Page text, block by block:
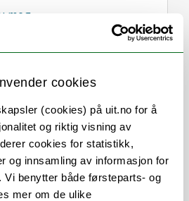
cookies
(cookies) på uit.no for å
og riktig visning av
cookies for statistikk,
og innsamling av informasjon for
Vi benytter både førsteparts- og
mer om de ulike
meg
og undervisning